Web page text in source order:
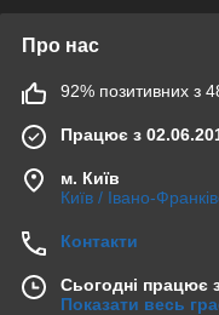
Про нас
92% позитивних з 48
Працює з
м. Київ
Київ / Івано-
Контакти
Сьогодні працює
Показати весь